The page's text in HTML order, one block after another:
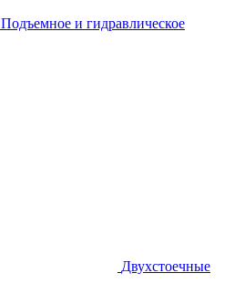
Подъемное и гидравлическое
Двухстоечные